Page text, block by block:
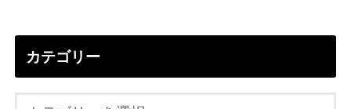
カテゴリー